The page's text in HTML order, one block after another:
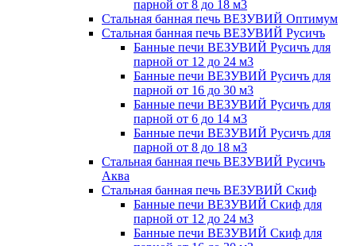
парной от 8 до 18 м3
Стальная банная печь ВЕЗУВИЙ Оптимум
Стальная банная печь ВЕЗУВИЙ Русичъ
Банные печи ВЕЗУВИЙ Русичъ для
парной от 12 до 24 м3
Банные печи ВЕЗУВИЙ Русичъ для
парной от 16 до 30 м3
Банные печи ВЕЗУВИЙ Русичъ для
парной от 6 до 14 м3
Банные печи ВЕЗУВИЙ Русичъ для
парной от 8 до 18 м3
Стальная банная печь ВЕЗУВИЙ Русичъ
Аква
Стальная банная печь ВЕЗУВИЙ Скиф
Банные печи ВЕЗУВИЙ Скиф для
парной от 12 до 24 м3
Банные печи ВЕЗУВИЙ Скиф для